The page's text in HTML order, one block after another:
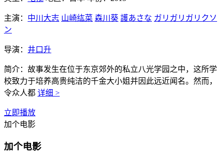
主演： 中川大志 山崎纮菜 森川葵 護あさな ガリガリガリクソ
ン
导演： 井口升
简介： 故事发生在位于东京郊外的私立八光学园之中，这所学
校致力于培养高贵纯洁的千金大小姐并因此远近闻名。然而，
令众人都 详细 >
立即播放
加个电影
加个电影